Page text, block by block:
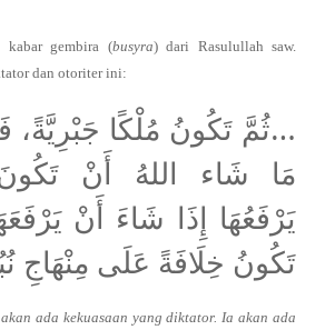
kabar gembira (busyra) dari Rasulullah saw.
dan otoriter ini:
…ثُمَّ تَكُونُ مُلْكًا جَبْرِيَّةً،
مَا شَاء اللهُ أَنْ
يَرْفَعُهَا إِذَا شَاءَ أَنْ
تَكُونُ خِلَافَةً عَلَى مِنْهَاجِ
ada kekuasaan yang diktator. Ia akan ada